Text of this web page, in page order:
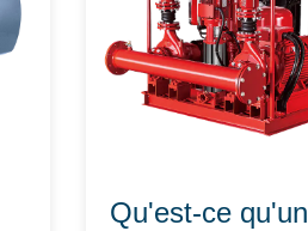
Qu'est-ce qu'un